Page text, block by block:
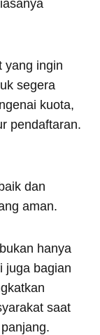
yang ingin
segera
kuota,
pendaftaran.
dan
aman.
hanya
juga bagian
saat